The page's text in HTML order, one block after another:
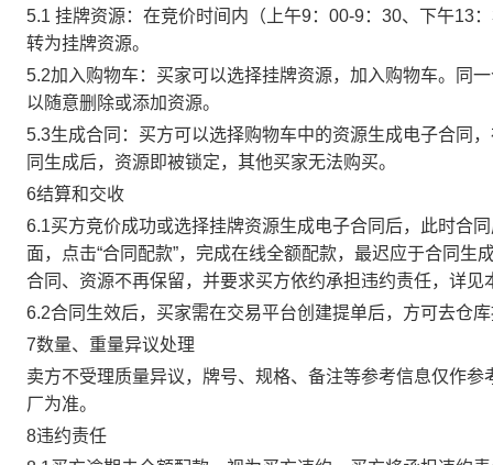
5.1 挂牌资源：在竞价时间内（上午9：00-9：30、下午13
转为挂牌资源。
5.2加入购物车：买家可以选择挂牌资源，加入购物车。同
以随意删除或添加资源。
5.3生成合同：买方可以选择购物车中的资源生成电子合同
同生成后，资源即被锁定，其他买家无法购买。
6结算和交收
6.1买方竞价成功或选择挂牌资源生成电子合同后，此时合
面，点击“合同配款”，完成在线全额配款，最迟应于合同
合同、资源不再保留，并要求买方依约承担违约责任，详见
6.2合同生效后，买家需在交易平台创建提单后，方可去仓
7数量、重量异议处理
卖方不受理质量异议，牌号、规格、备注等参考信息仅作
厂为准。
8违约责任